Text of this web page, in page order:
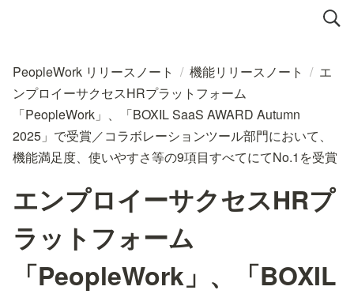
PeopleWork リリースノート / 機能リリースノート / エ
ンプロイーサクセスHRプラットフォーム
「PeopleWork」、「BOXIL SaaS AWARD Autumn
2025」で受賞／コラボレーションツール部門において、
機能満足度、使いやすさ等の9項目すべてにてNo.1を受賞
エンプロイーサクセスHRプ
ラットフォーム
「PeopleWork」、「BOXIL